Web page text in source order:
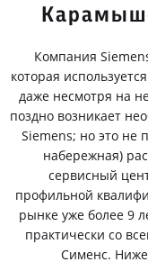
Компания
которая
даже несмотря на
поздно возникает
Siemens; но это не
набережная)
сервисный
профильной
рынке уже более 9
практически со
Сименс.